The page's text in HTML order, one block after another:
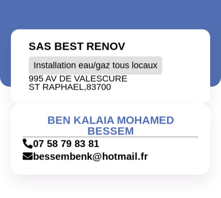
SAS BEST RENOV
Installation eau/gaz tous locaux
995 AV DE VALESCURE
ST RAPHAEL,83700
BEN KALAIA MOHAMED
BESSEM
07 58 79 83 81
bessembenk@hotmail.fr